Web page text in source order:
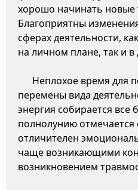
хорошо начинать новые
Благоприятны
сферах деятельности,
на личном плане, так и
Неплохое время для
перемены вида
энергия собирается
полнолунию отмечается
отличителен
чаще возникающими
возникновением